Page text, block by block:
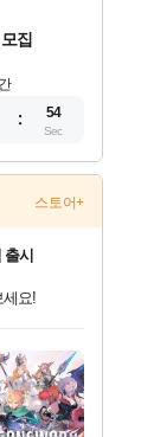
집
53
Sec
스토어+
요!
요!
하세요!
보세요!
요!
!